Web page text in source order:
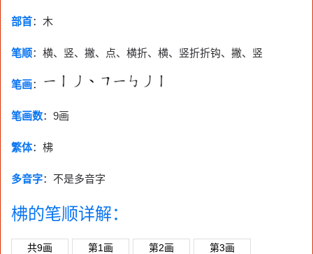
部首： 木
笔顺：横、竖、撇、点、横折、横、竖折折钩、撇、竖
笔画：
笔画数： 9画
繁体：柫
多音字：不是多音字
柫的笔顺详解：
共9画 第1画 第2画 第3画